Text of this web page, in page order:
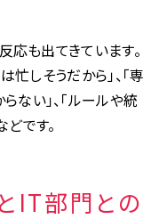
応も出てきています。
忙しそうだから」、「専
ない」、「ルールや統
です。
IT部門との